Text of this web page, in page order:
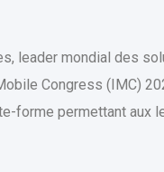
leader mondial des
Congress (IMC)
forme permettant aux